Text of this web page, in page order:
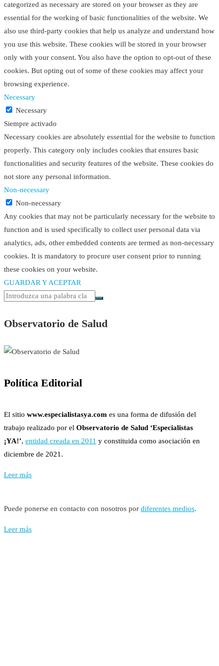
categorized as necessary are stored on your browser as they are
essential for the working of basic functionalities of the website. We
also use third-party cookies that help us analyze and understand how
you use this website. These cookies will be stored in your browser
only with your consent. You also have the option to opt-out of these
cookies. But opting out of some of these cookies may affect your
browsing experience.
Necessary
Necessary
Siempre activado
Necessary cookies are absolutely essential for the website to function
properly. This category only includes cookies that ensures basic
functionalities and security features of the website. These cookies do
not store any personal information.
Non-necessary
Non-necessary
Any cookies that may not be particularly necessary for the website to
function and is used specifically to collect user personal data via
analytics, ads, other embedded contents are termed as non-necessary
cookies. It is mandatory to procure user consent prior to running
these cookies on your website.
GUARDAR Y ACEPTAR
Observatorio de Salud
Política Editorial
El sitio www.especialistasya.com es una forma de difusión del
trabajo realizado por el Observatorio de Salud ‘Especialistas
¡YA!’, entidad creada en 2011 y constituida como asociación en
diciembre de 2021.
Leer más
Puede ponerse en contacto con nosotros por diferentes medios.
Leer más